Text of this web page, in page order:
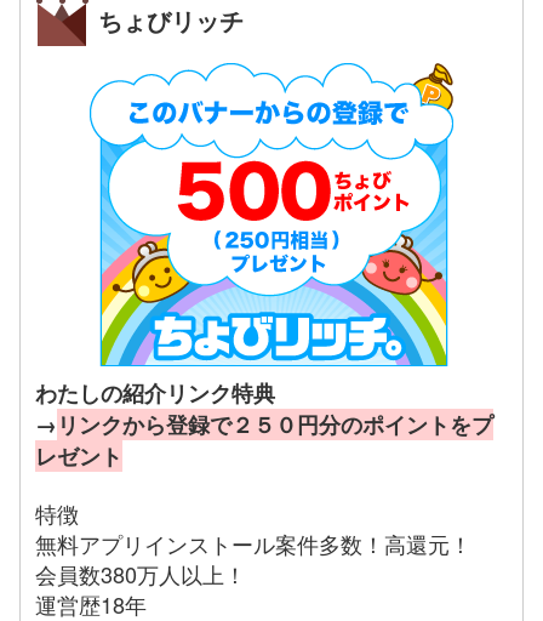
ちょびリッチ
わたしの紹介リンク特典
→ リンクから登録で２５０円分のポイントをプ
レゼント
特徴
無料アプリインストール案件多数！高還元！
会員数380万人以上！
運営歴18年